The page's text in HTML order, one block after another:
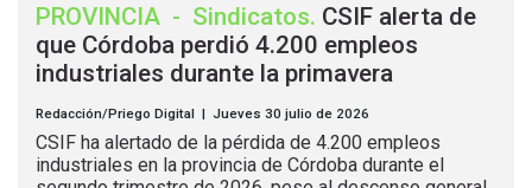
PROVINCIA - Sindicatos. CSIF alerta de
que Córdoba perdió 4.200 empleos
industriales durante la primavera
Redacción/Priego Digital | Jueves 30 julio de 2026
CSIF ha alertado de la pérdida de 4.200 empleos
industriales en la provincia de Córdoba durante el